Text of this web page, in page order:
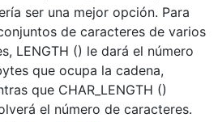
ser una mejor opción. Para
de caracteres de varios
LENGTH () le dará el número
que ocupa la cadena,
que CHAR_LENGTH ()
el número de caracteres.